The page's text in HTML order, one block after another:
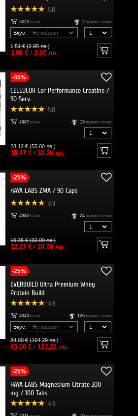
5.0
5022 пъти 2 промо точки
Вкус:
1.51 € (2.95 лв.)
1.06 €/ 2.07 лв.
-45%
CELLUCOR Cor Performance Creatine /
90 Serv.
5.0
4987 пъти 15 промо точки
28.12 € (55.00 лв.)
15.47 €/ 30.26 лв.
-25%
HAYA LABS ZMA / 90 Caps
4.9
4982 пъти 24 промо точки
16.36 € (32.00 лв.)
12.27 €/ 24.00 лв.
-25%
EVERBUILD Ultra Premium Whey
Protein Build
4.9
4943 пъти 126 промо точки
Вкус:
84.00 € (164.29 лв.)
63.00 €/ 123.22 лв.
-25%
HAYA LABS Magnesium Citrate 200
mg / 100 Tabs
4.9